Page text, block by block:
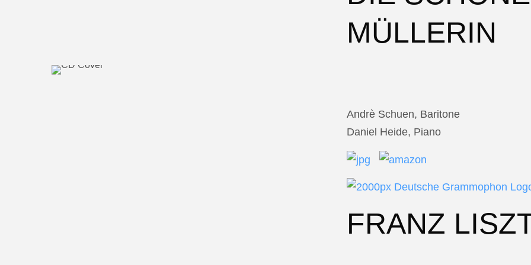
MÜLLERIN
Andrè Schuen, Baritone
Daniel Heide, Piano
FRANZ